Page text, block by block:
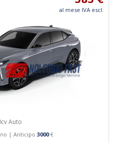
COMMERCIALI
PER MARCHI
al mese IVA escl.
Auto
| Anticipo 3000€